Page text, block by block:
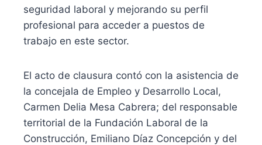
seguridad laboral y mejorando su perfil
profesional para acceder a puestos de
trabajo en este sector.
El acto de clausura contó con la asistencia de
la concejala de Empleo y Desarrollo Local,
Carmen Delia Mesa Cabrera; del responsable
territorial de la Fundación Laboral de la
Construcción, Emiliano Díaz Concepción y del